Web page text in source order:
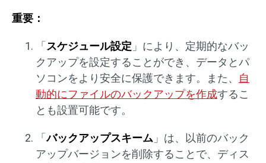
重要：
「 スケジュール設定 」により、定期的なバッ
クアップを設定することができ、データとパ
ソコンをより安全に保護できます。また、 自
動的にファイルのバックアップを作成するこ
とも設置可能です。
「バックアップスキーム 」は、以前のバック
アップバージョンを削除することで、ディス